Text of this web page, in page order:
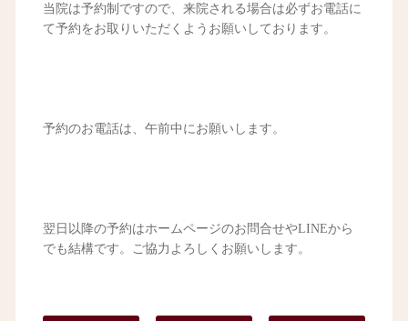
当院は予約制ですので、来院される場合は必ずお電話に
て予約をお取りいただくようお願いしております。
予約のお電話は、午前中にお願いします。
翌日以降の予約はホームページのお問合せやLINEから
でも結構です。ご協力よろしくお願いします。